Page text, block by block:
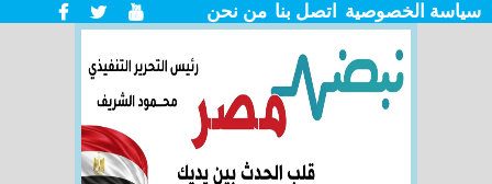
من نحن اتصل بنا سياسة الخصوصية